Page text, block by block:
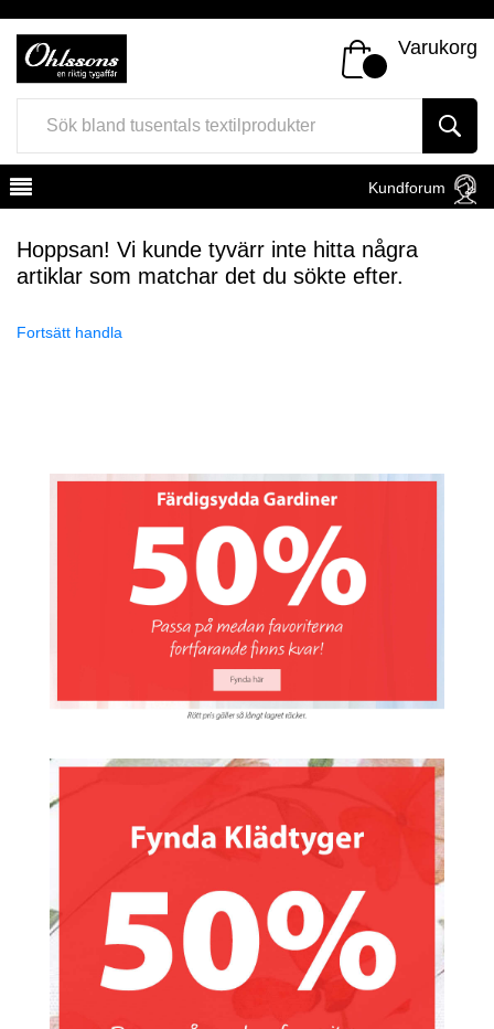
Varukorg
Kundforum
Hoppsan! Vi kunde tyvärr inte hitta några
artiklar som matchar det du sökte efter.
Fortsätt handla